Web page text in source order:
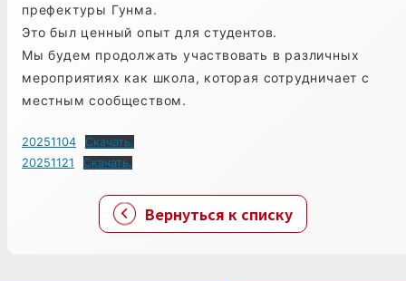
префектуры Гунма.
Это был ценный опыт для студентов.
Мы будем продолжать участвовать в различных
мероприятиях как школа, которая сотрудничает с
местным сообществом.
20251104
Скачать.
20251121
Скачать.
Вернуться к списку